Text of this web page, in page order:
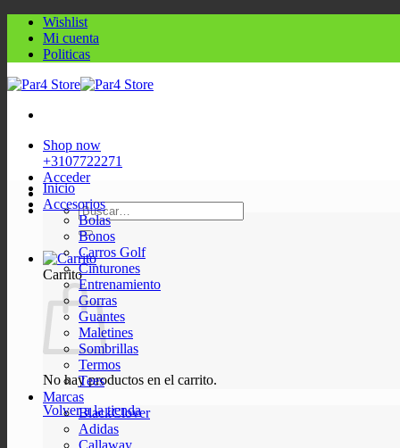
Saltar
contenido
Wishlist
Mi cuenta
Politicas
Shop now
+3107722271
Acceder
Buscar
por:
Carrito
No hay productos en el carrito.
Volver a la tienda
Inicio
Accesorios
Bolas
Bonos
Carros Golf
Cinturones
Entrenamiento
Gorras
Guantes
Maletines
Sombrillas
Termos
Tees
Marcas
BlackClover
Adidas
Callaway